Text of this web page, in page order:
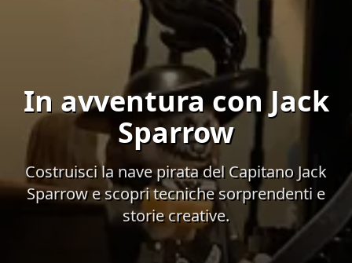
In avventura con Jack
Sparrow
Costruisci la nave pirata del Capitano Jack
Sparrow e scopri tecniche sorprendenti e
storie creative.